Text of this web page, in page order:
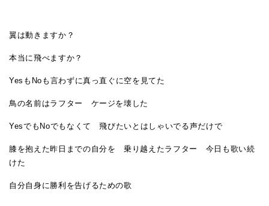
翼は動きますか？
本当に飛べますか？
YesもNoも言わずに真っ直ぐに空を見てた
鳥の名前はラフター ケージを壊した
YesでもNoでもなくて 飛びたいとはしゃいでる声だけで
膝を抱えた昨日までの自分を 乗り越えたラフター 今日も歌い続
けた
自分自身に勝利を告げるための歌